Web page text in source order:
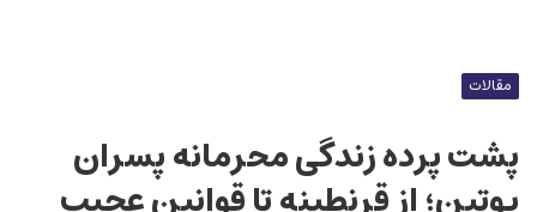
مقالات
پشت پرده زندگی محرمانه پسران